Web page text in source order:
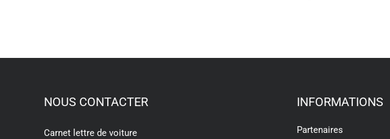
NOUS CONTACTER
Carnet lettre de voiture
INFORMATIONS
Partenaires